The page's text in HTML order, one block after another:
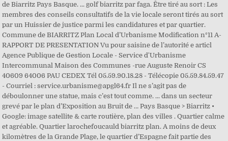
de Biarritz Pays Basque. ... golf biarritz par faga. Être tiré au sort : Les
membres des conseils consultatifs de la vie locale seront tirés au sort
par un Huissier de justice parmi les candidatures et par quartier.
Commune de BIARRITZ Plan Local d’Urbanisme Modification n°11 A-
RAPPORT DE PRESENTATION Vu pour saisine de l’autorité e articl
Agence Publique de Gestion Locale - Service d'Urbanisme
Intercommunal Maison des Communes -rue Auguste Renoir CS
40609 64006 PAU CEDEX Tél 05.59.90.18.28 - Télécopie 05.59.84.59.47
- Courriel : service.urbanisme@apgl64.fr Il ne s’agit pas de
déboulonner une statue, mais c’est tout comme. ... dans un secteur
grevé par le plan d’Exposition au Bruit de … Pays Basque > Biarritz •
Google: image satellite & carte routière, plan des villes . Quartier calme
et agréable. Quartier larochefoucauld biarritz plan. A moins de deux
kilomètres de la Grande Plage, le quartier d’Espagne fait partie des